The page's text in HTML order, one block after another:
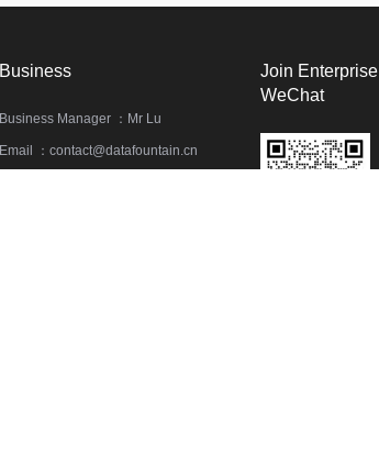
Business
Business Manager ：Mr Lu
Email ：contact@datafountain.cn
Join Enterprise
WeChat